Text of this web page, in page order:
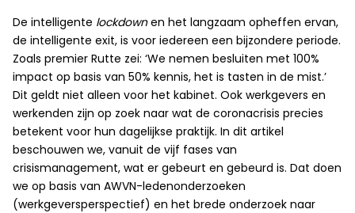
De intelligente lockdownen het langzaam opheffen ervan,
de intelligente exit, is voor iedereen een bijzondere periode.
Zoals premier Rutte zei: ‘We nemen besluiten met 100%
impact op basis van 50% kennis, het is tasten in de mist.’
Dit geldt niet alleen voor het kabinet. Ook werkgevers en
werkenden zijn op zoek naar wat de coronacrisis precies
betekent voor hun dagelijkse praktijk. In dit artikel
beschouwen we, vanuit de vijf fases van
crisismanagement, wat er gebeurt en gebeurd is. Dat doen
we op basis van AWVN-ledenonderzoeken
(werkgeversperspectief) en het brede onderzoek naar